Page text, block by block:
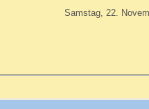
Samstag, 22.